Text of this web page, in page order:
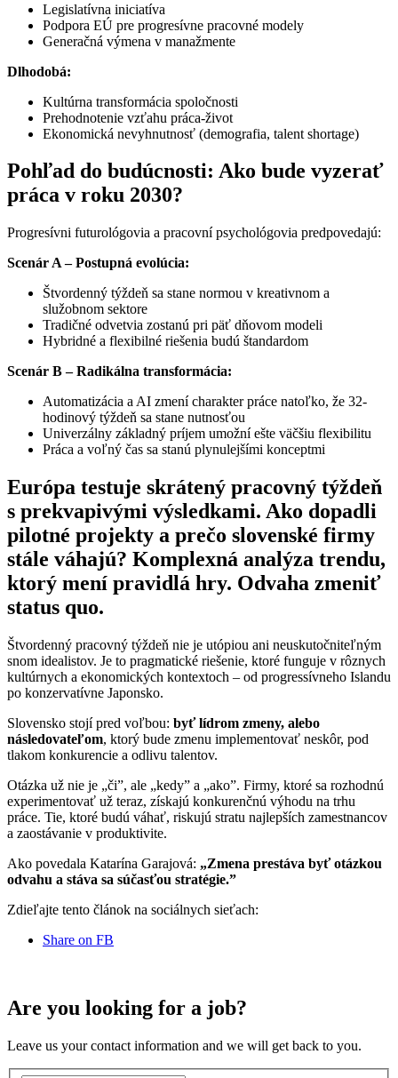
Legislatívna iniciatíva
Podpora EÚ pre progresívne pracovné modely
Generačná výmena v manažmente
Dlhodobá:
Kultúrna transformácia spoločnosti
Prehodnotenie vzťahu práca-život
Ekonomická nevyhnutnosť (demografia, talent shortage)
Pohľad do budúcnosti: Ako bude vyzerať
práca v roku 2030?
Progresívni futurológovia a pracovní psychológovia predpovedajú:
Scenár A – Postupná evolúcia:
Štvordenný týždeň sa stane normou v kreativnom a
služobnom sektore
Tradičné odvetvia zostanú pri päť dňovom modeli
Hybridné a flexibilné riešenia budú štandardom
Scenár B – Radikálna transformácia:
Automatizácia a AI zmení charakter práce natoľko, že 32-
hodinový týždeň sa stane nutnosťou
Univerzálny základný príjem umožní ešte väčšiu flexibilitu
Práca a voľný čas sa stanú plynulejšími konceptmi
Európa testuje skrátený pracovný týždeň
s prekvapivými výsledkami. Ako dopadli
pilotné projekty a prečo slovenské firmy
stále váhajú? Komplexná analýza trendu,
ktorý mení pravidlá hry. Odvaha zmeniť
status quo.
Štvordenný pracovný týždeň nie je utópiou ani neuskutočniteľným
snom idealistov. Je to pragmatické riešenie, ktoré funguje v rôznych
kultúrnych a ekonomických kontextoch – od progressívneho Islandu
po konzervatívne Japonsko.
Slovensko stojí pred voľbou: byť lídrom zmeny, alebo
následovateľom, ktorý bude zmenu implementovať neskôr, pod
tlakom konkurencie a odlivu talentov.
Otázka už nie je „či”, ale „kedy” a „ako”. Firmy, ktoré sa rozhodnú
experimentovať už teraz, získajú konkurenčnú výhodu na trhu
práce. Tie, ktoré budú váhať, riskujú stratu najlepších zamestnancov
a zaostávanie v produktivite.
Ako povedala Katarína Garajová: „Zmena prestáva byť otázkou
odvahu a stáva sa súčasťou stratégie.”
Zdieľajte tento článok na sociálnych sieťach:
Share on FB
Are you looking for a job?
Leave us your contact information and we will get back to you.